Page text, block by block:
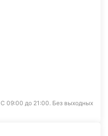
С 09:00 до 21:00. Без выходных